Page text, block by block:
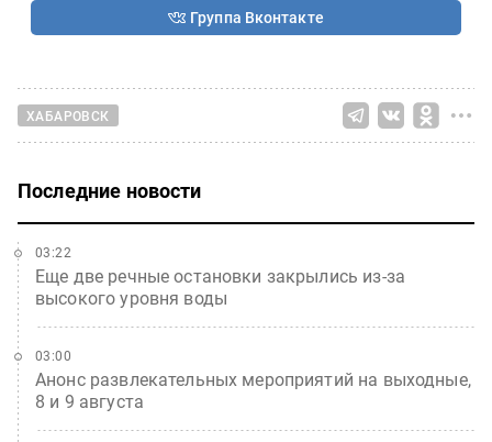
Группа Вконтакте
ХАБАРОВСК
Последние новости
Еще две речные остановки закрылись из-за
высокого уровня воды
03:22
Анонс развлекательных мероприятий на выходные,
8 и 9 августа
03:00